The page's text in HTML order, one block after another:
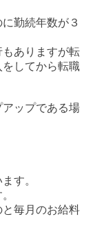
勤続年数が３
ありますが転
してから転職
ップである場
す。
毎月のお給料